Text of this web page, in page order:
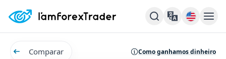
Comparar Como ganhamos dinheiro